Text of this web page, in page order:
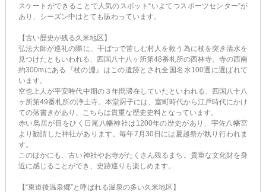
スケートができることで人気のスポット“いよてつスポーツセンター”が
あり、シーズン中はとても賑わっています。
【古い歴史が残る久米地区】
弘法大師が巡礼の際に、干ばつで苦しむ村人を救う為に杖を突き清水を
見つけたともいわれる、四国八十八ヶ所第48番札所の西林寺。寺の西南
約300mにある『杖の淵』はこの遺跡とされ全国名水100選に選ばれて
います。
空也上人が平安時代中期の３年間滞在していたといわれる、四国八十八
ヶ所第49番札所の浄土寺。本堂厨子には、室町時代から江戸時代にかけ
ての落書きがあり、こちらは貴重な歴史史料となっています。
赤い鳥居が目をひく日尾八幡神社は1200年の歴史があり、宇佐八幡宮
より勧請した神社があります。毎年7月30日には夏越祭が執り行われま
す。
このほかにも、古い神社やお寺がたくさん残るまち。貴重な文化財を身
近に感じることができ、史跡巡りも楽しめます。
【“東道後温泉郷”と呼ばれる温泉の多い久米地区】